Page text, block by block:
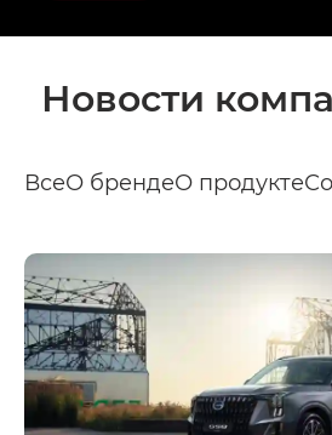
Новости
ВсеО брендеО продукте